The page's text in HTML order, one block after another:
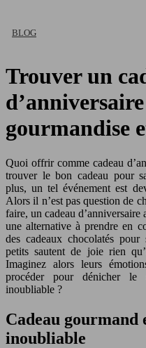
BLOG
Trouver un
gourmandise
Quoi offrir comme cadeau
trouver le bon cadeau pour
plus, un tel événement est
Alors il n’est pas question de
faire, un cadeau
une alternative à prendre en
des cadeaux chocolatés
petits sautent de joie rien
Imaginez alors leurs
procéder pour dénicher le
inoubliable ?
Cadeau gourmand
inoubliable